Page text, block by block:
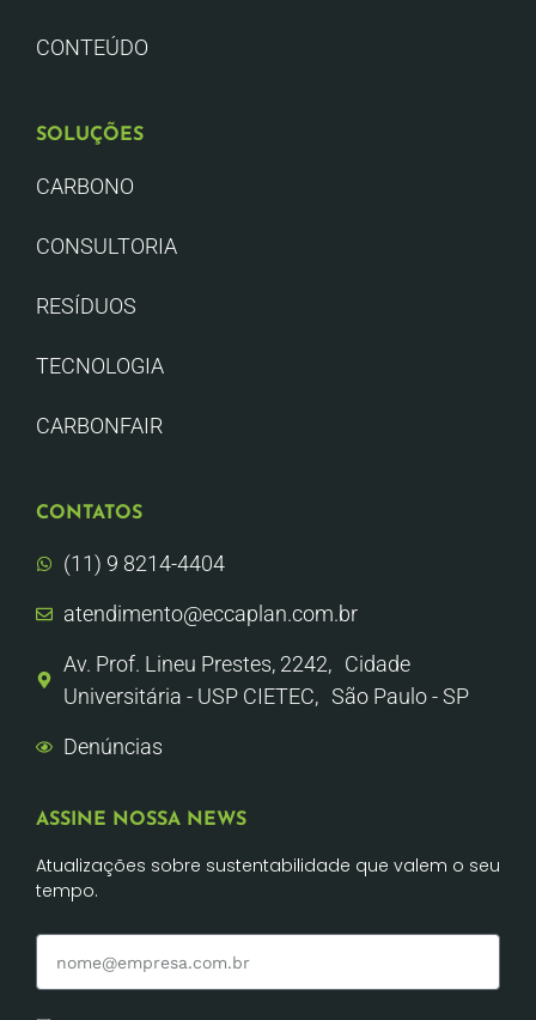
CONTEÚDO
SOLUÇÕES
CARBONO
CONSULTORIA
RESÍDUOS
TECNOLOGIA
CARBONFAIR
CONTATOS
(11) 9 8214-4404
atendimento@eccaplan.com.br
Av. Prof. Lineu Prestes, 2242, Cidade
Universitária - USP CIETEC, São Paulo - SP
Denúncias
ASSINE NOSSA NEWS
Atualizações sobre sustentabilidade que valem o seu
tempo.